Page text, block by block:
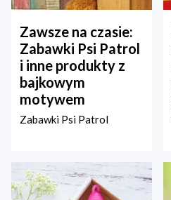
Zawsze na czasie:
Zabawki Psi Patrol
i inne produkty z
bajkowym
motywem
Zabawki Psi Patrol